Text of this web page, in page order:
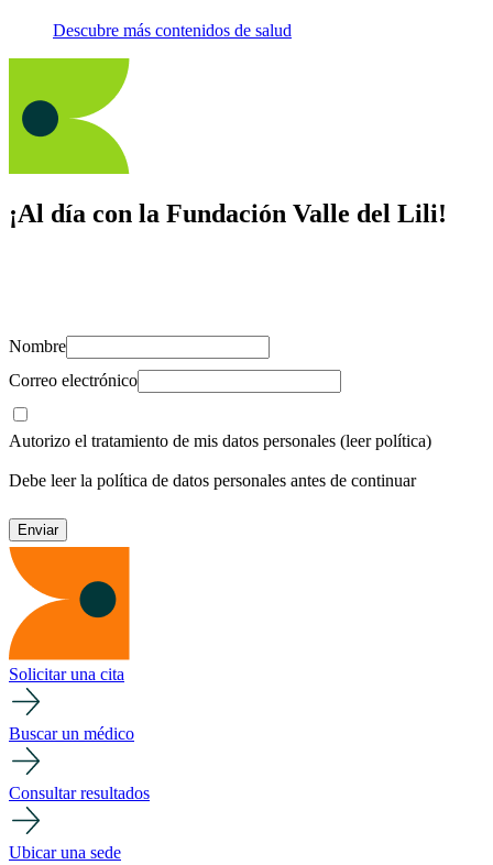
Descubre más contenidos de salud
¡Al día con la Fundación Valle del Lili!
Nombre
Correo electrónico
Autorizo el tratamiento de mis datos personales (leer política)
Debe leer la política de datos personales antes de continuar
Solicitar una cita
Buscar un médico
Consultar resultados
Ubicar una sede